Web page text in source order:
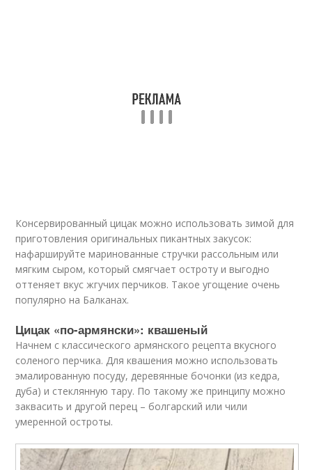
Консервированный цицак можно использовать зимой для
приготовления оригинальных пикантных закусок:
нафаршируйте маринованные стручки рассольным или
мягким сыром, который смягчает остроту и выгодно
оттеняет вкус жгучих перчиков. Такое угощение очень
популярно на Балканах.
Цицак «по-армянски»: квашеный
Начнем с классического армянского рецепта вкусного
соленого перчика. Для квашения можно использовать
эмалированную посуду, деревянные бочонки (из кедра,
дуба) и стеклянную тару. По такому же принципу можно
заквасить и другой перец – болгарский или чили
умеренной остроты.